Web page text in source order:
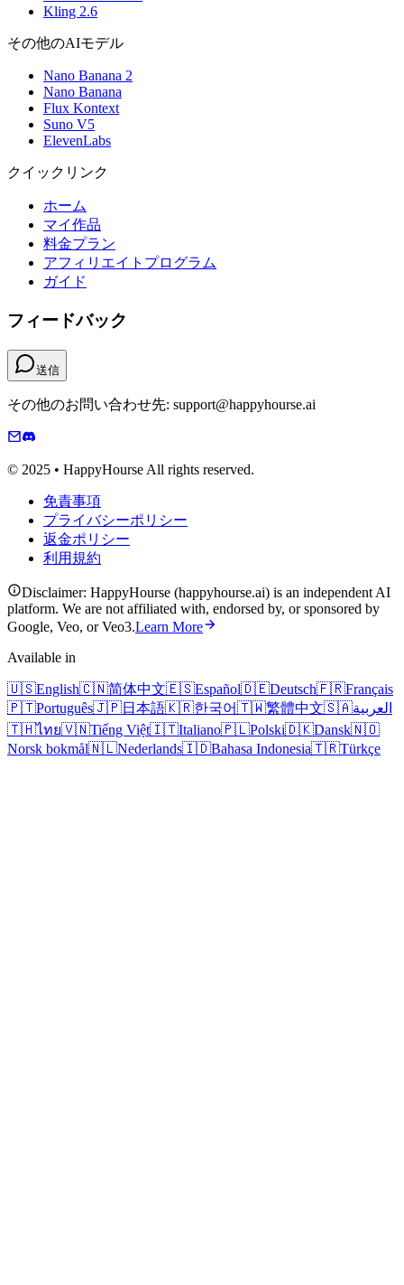
Kling 2.6
その他のAIモデル
Nano Banana 2
Nano Banana
Flux Kontext
Suno V5
ElevenLabs
クイックリンク
ホーム
マイ作品
料金プラン
アフィリエイトプログラム
ガイド
フィードバック
送信
その他のお問い合わせ先: support@happyhourse.ai
© 2025 • HappyHourse All rights reserved.
免責事項
プライバシーポリシー
返金ポリシー
利用規約
Disclaimer: HappyHourse (happyhourse.ai) is an independent AI
platform. We are not affiliated with, endorsed by, or sponsored by
Google, Veo, or Veo3.Learn More
Available in
🇺🇸English🇨🇳简体中文🇪🇸Español🇩🇪Deutsch🇫🇷Français
🇵🇹Português🇯🇵日本語🇰🇷한국어🇹🇼繁體中文🇸🇦العربية
🇹🇭ไทย🇻🇳Tiếng Việt🇮🇹Italiano🇵🇱Polski🇩🇰Dansk🇳🇴
Norsk bokmål🇳🇱Nederlands🇮🇩Bahasa Indonesia🇹🇷Türkçe